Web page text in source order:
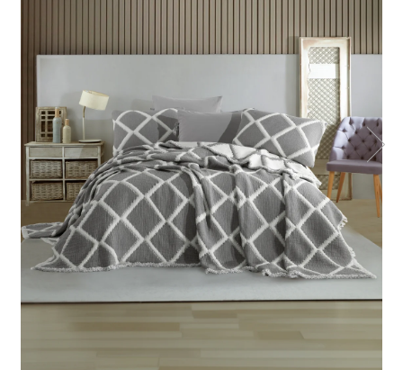
Lenjerii De Pat Creponate
Persoane
Lenjerii De Pat Bumbac Poplin,
Matlasate, 2 Persoane
Lenjerii De Pat Bumbac Satinat 2
Persoane
Lenjerii De Pat Volanase
Lenjerii De Pat, Finet Premium 3D,
2 Persoane
Lenjerii De Pat Catifea